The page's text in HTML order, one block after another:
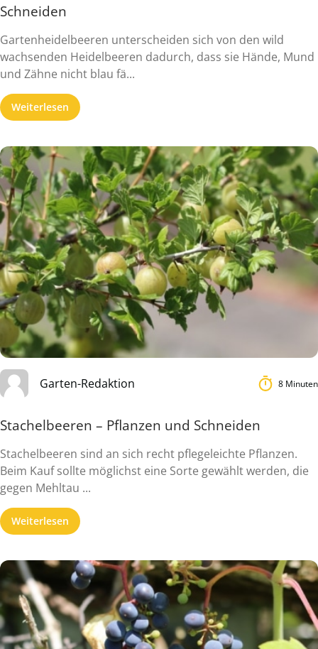
Schneiden
Gartenheidelbeeren unterscheiden sich von den wild
wachsenden Heidelbeeren dadurch, dass sie Hände, Mund
und Zähne nicht blau fä...
Weiterlesen
Garten-Redaktion 8 Minuten
Stachelbeeren – Pflanzen und Schneiden
Stachelbeeren sind an sich recht pflegeleichte Pflanzen.
Beim Kauf sollte möglichst eine Sorte gewählt werden, die
gegen Mehltau ...
Weiterlesen